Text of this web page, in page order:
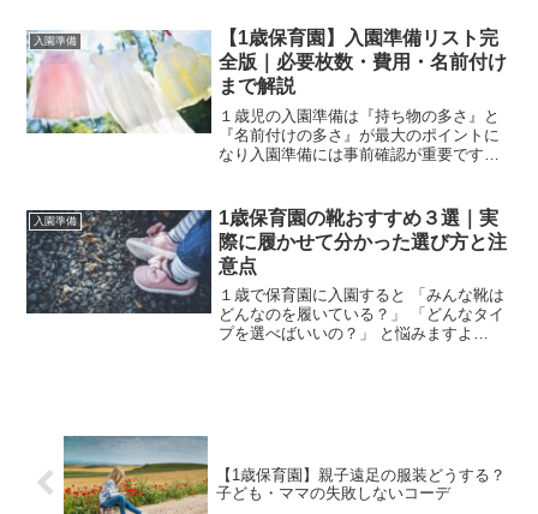
も子どもが１歳(１２ヶ月)で入園したとき
は周囲の状況が分...
入園準備
【1歳保育園】入園準備リスト完
全版｜必要枚数・費用・名前付け
まで解説
１歳児の入園準備は『持ち物の多さ』と
『名前付けの多さ』が最大のポイントに
なり入園準備には事前確認が重要です。
名前付け方法までまとめています。※準
備物や枚数は園により異な...
入園準備
1歳保育園の靴おすすめ３選｜実
際に履かせて分かった選び方と注
意点
１歳で保育園に入園すると 「みんな靴は
どんなのを履いている？」 「どんなタイ
プを選べばいいの？」 と悩みますよ
【1歳保育園】親子遠足の服装どうする？
子ども・ママの失敗しないコーデ